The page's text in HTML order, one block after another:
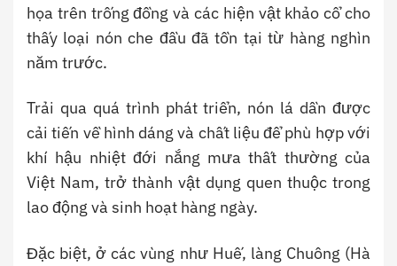
họa trên trống đồng và các hiện vật khảo cổ cho
thấy loại nón che đầu đã tồn tại từ hàng nghìn
năm trước.
Trải qua quá trình phát triển, nón lá dần được
cải tiến về hình dáng và chất liệu để phù hợp với
khí hậu nhiệt đới nắng mưa thất thường của
Việt Nam, trở thành vật dụng quen thuộc trong
lao động và sinh hoạt hàng ngày.
Đặc biệt, ở các vùng như Huế, làng Chuông (Hà